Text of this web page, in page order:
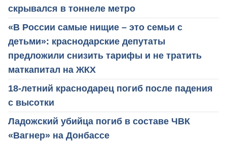
скрывался в тоннеле метро
«В России самые нищие – это семьи с
детьми»: краснодарские депутаты
предложили снизить тарифы и не тратить
маткапитал на ЖКХ
18-летний краснодарец погиб после падения
с высотки
Ладожский убийца погиб в составе ЧВК
«Вагнер» на Донбассе